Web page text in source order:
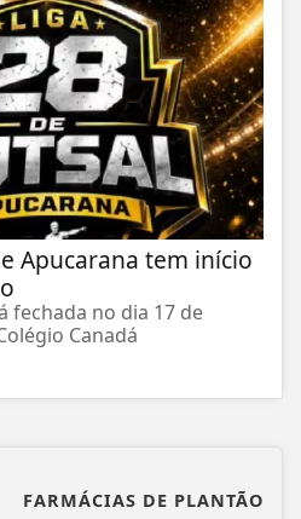
Apucarana tem início
fechada no dia 17 de
Canadá
FARMÁCIAS DE PLANTÃO